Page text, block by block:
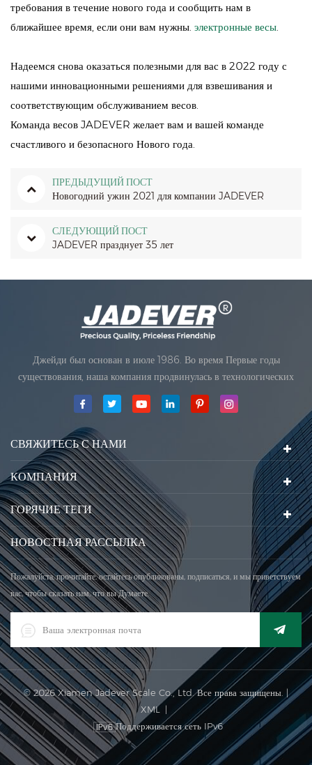
требования в течение нового года и сообщить нам в
ближайшее время, если они вам нужны. электронные весы.
Надеемся снова оказаться полезными для вас в 2022 году с
нашими инновационными решениями для взвешивания и
соответствующим обслуживанием весов.
Команда весов JADEVER желает вам и вашей команде
счастливого и безопасного Нового года.
ПРЕДЫДУЩИЙ ПОСТ
Новогодний ужин 2021 для компании JADEVER
СЛЕДУЮЩИЙ ПОСТ
JADEVER празднует 35 лет
Джейди был основан в июле 1986. Во время Первые годы
существования, наша компания продвинулась в технологических
инновациях и разработка бизнеса план. В 1998 году наша компания
достигла главной цели качества, когда Первый из наших продуктов
получил одобрение Международной ор
СВЯЖИТЕСЬ С НАМИ
КОМПАНИЯ
ГОРЯЧИЕ ТЕГИ
НОВОСТНАЯ РАССЫЛКА
Пожалуйста, прочитайте, остайтесь опубликованы, подписаться, и мы приветствуем
вас, чтобы сказать нам, что вы Думаете.
© 2026 Xiamen Jadever Scale Co., Ltd. Все права защищены. |
XML |
Поддерживается сеть IPv6